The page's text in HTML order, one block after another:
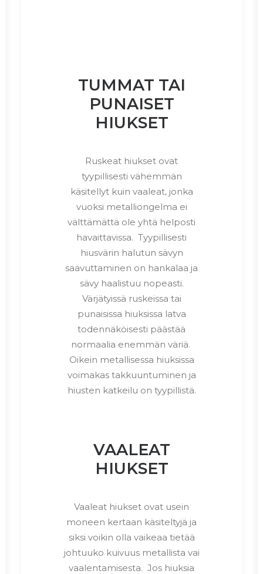
TUMMAT TAI
PUNAISET
HIUKSET
Ruskeat hiukset ovat
tyypillisesti vähemmän
käsitellyt kuin vaaleat, jonka
vuoksi metalliongelma ei
välttämättä ole yhtä helposti
havaittavissa. Tyypillisesti
hiusvärin halutun sävyn
saavuttaminen on hankalaa ja
sävy haalistuu nopeasti.
Värjätyissä ruskeissa tai
punaisissa hiuksissa latva
todennäköisesti päästää
normaalia enemmän väriä.
Oikein metallisessa hiuksissa
voimakas takkuuntuminen ja
hiusten katkeilu on tyypillistä.
VAALEAT
HIUKSET
Vaaleat hiukset ovat usein
moneen kertaan käsiteltyjä ja
siksi voikin olla vaikeaa tietää
johtuuko kuivuus metallista vai
vaalentamisesta. Jos hiuksia